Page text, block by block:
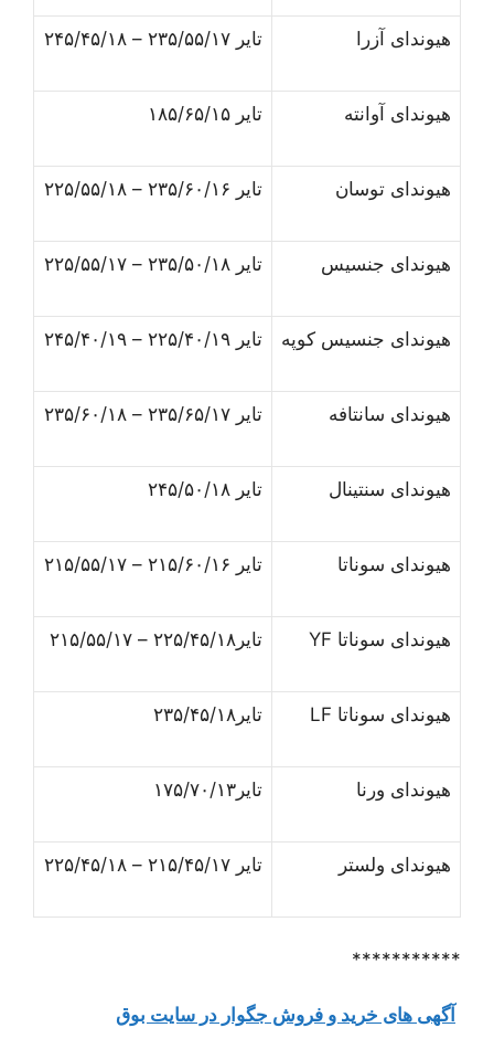
هیوندای آزرا تایر ۲۳۵/۵۵/۱۷ – ۲۴۵/۴۵/۱۸
هیوندای آوانته تایر ۱۸۵/۶۵/۱۵
هیوندای توسان تایر ۲۳۵/۶۰/۱۶ – ۲۲۵/۵۵/۱۸
هیوندای جنسیس تایر ۲۳۵/۵۰/۱۸ – ۲۲۵/۵۵/۱۷
هیوندای جنسیس کوپه تایر ۲۲۵/۴۰/۱۹ – ۲۴۵/۴۰/۱۹
هیوندای سانتافه تایر ۲۳۵/۶۵/۱۷ – ۲۳۵/۶۰/۱۸
هیوندای سنتینال تایر ۲۴۵/۵۰/۱۸
هیوندای سوناتا تایر ۲۱۵/۶۰/۱۶ – ۲۱۵/۵۵/۱۷
هیوندای سوناتا YF تایر۲۲۵/۴۵/۱۸ – ۲۱۵/۵۵/۱۷
هیوندای سوناتا LF تایر۲۳۵/۴۵/۱۸
هیوندای ورنا تایر۱۷۵/۷۰/۱۳
هیوندای ولستر تایر ۲۱۵/۴۵/۱۷ – ۲۲۵/۴۵/۱۸
***********
آگهی های خرید و فروش جگوار در سایت بوق